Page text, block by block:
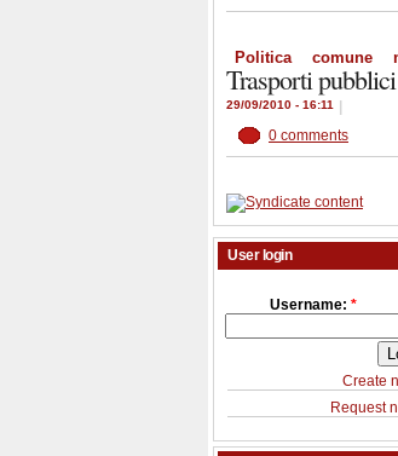
Politica comune
Trasporti
29/09/2010 - 16:11
0 comments
User login
Username: *
Create
Request